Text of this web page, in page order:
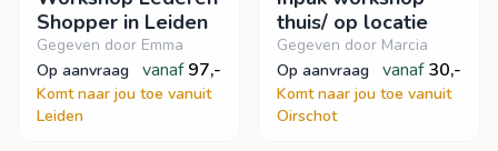
Shopper in Leiden
Gegeven door Emma
op aanvraag
vanaf 97,-
Komt naar jou toe vanuit
Leiden
thuis/ op locatie
Gegeven door Marcia
op aanvraag
vanaf 30,-
Komt naar jou toe vanuit
Oirschot